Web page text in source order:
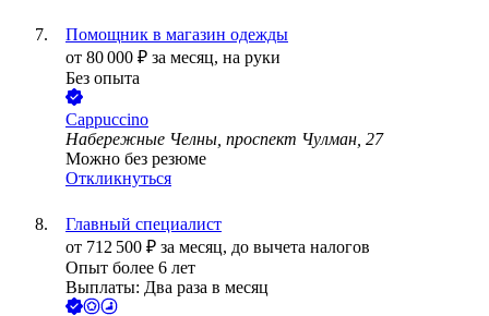
Помощник в магазин одежды
от 80 000 ₽ за месяц, на руки
Без опыта
Cappuccino
Набережные Челны, проспект Чулман, 27
Можно без резюме
Откликнуться
Главный специалист
от 712 500 ₽ за месяц, до вычета налогов
Опыт более 6 лет
Выплаты: Два раза в месяц